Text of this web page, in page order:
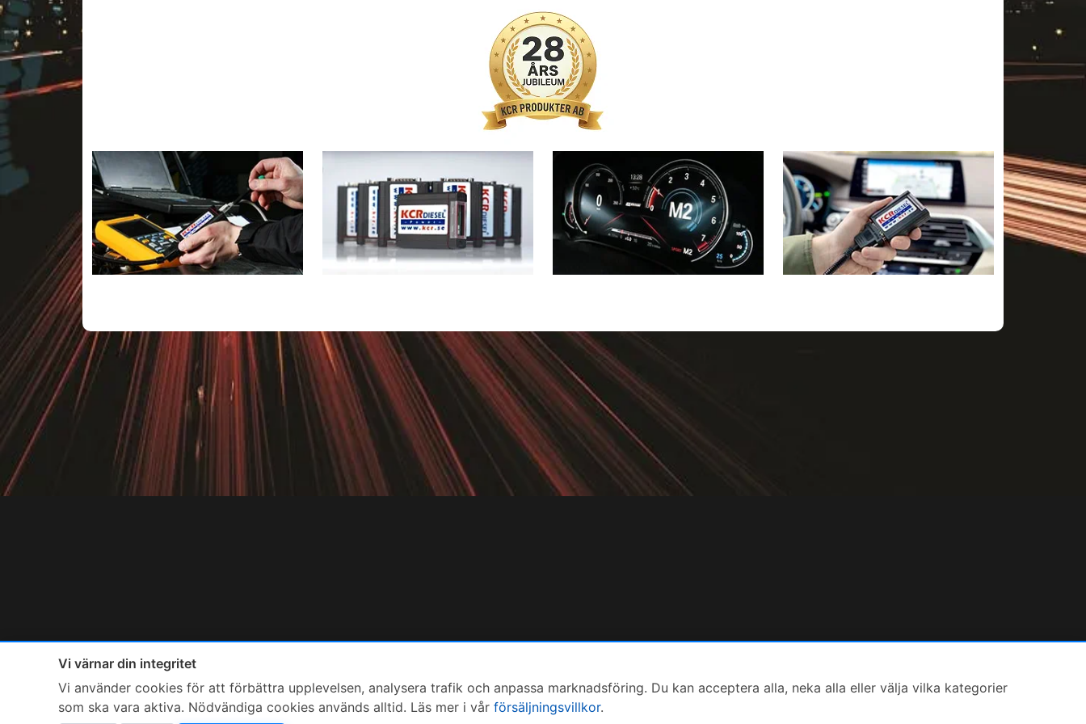
Vi värnar din integritet
Vi använder cookies för att förbättra upplevelsen, analysera trafik och anpassa marknadsföring. Du kan acceptera alla, neka alla eller välja vilka kategorier
som ska vara aktiva. Nödvändiga cookies används alltid. Läs mer i vår försäljningsvillkor.